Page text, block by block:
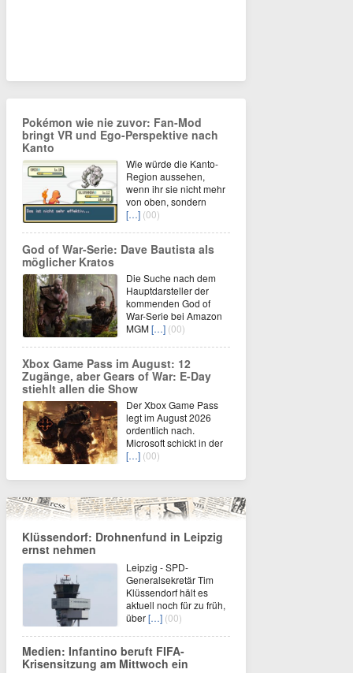
Pokémon wie nie zuvor: Fan-Mod
bringt VR und Ego-Perspektive nach
Kanto
Wie würde die Kanto-
Region aussehen,
wenn ihr sie nicht mehr
von oben, sondern
[…] (00)
God of War-Serie: Dave Bautista als
möglicher Kratos
Die Suche nach dem
Hauptdarsteller der
kommenden God of
War-Serie bei Amazon
MGM[…] (00)
Xbox Game Pass im August: 12
Zugänge, aber Gears of War: E-Day
stiehlt allen die Show
Der Xbox Game Pass
legt im August 2026
ordentlich nach.
Microsoft schickt in der
[…] (00)
Klüssendorf: Drohnenfund in Leipzig
ernst nehmen
Leipzig - SPD-
Generalsekretär Tim
Klüssendorf hält es
aktuell noch für zu früh,
über[…] (00)
Medien: Infantino beruft FIFA-
Krisensitzung am Mittwoch ein